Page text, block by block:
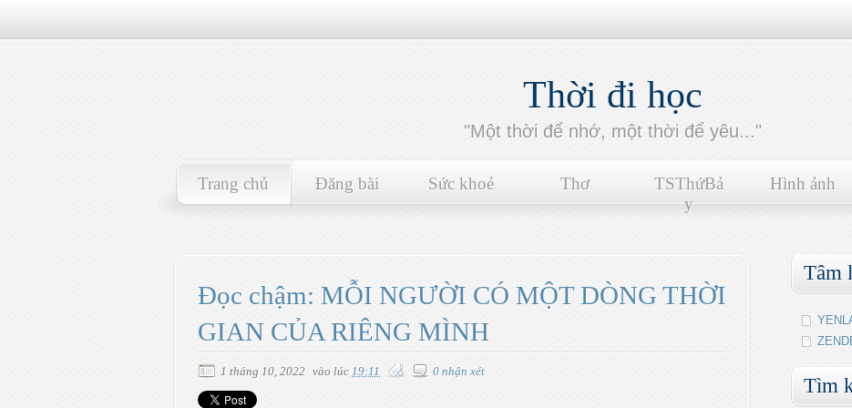
Thời đi học
"Một thời để nhớ, một thời để yêu..."
Trang chủ Đăng bài Sức khoẻ Thơ
TSThứBả
y
Hình ảnh
Đọc chậm: MỖI NGƯỜI CÓ MỘT DÒNG THỜI
GIAN CỦA RIÊNG MÌNH
1 tháng 10, 2022 vào lúc 19:11 0 nhận xét
Tâm
Tìm